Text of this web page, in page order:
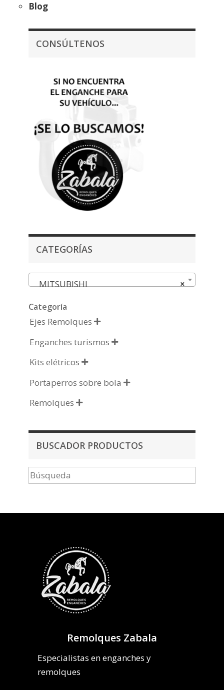
Blog
CONSÚLTENOS
CATEGORÍAS
×
MITSUBISHI
Categoría
Ejes Remolques 
Enganches turismos 
Kits elétricos 
Portaperros sobre bola 
Remolques 
BUSCADOR PRODUCTOS
Remolques Zabala
Especialistas en enganches y
remolques